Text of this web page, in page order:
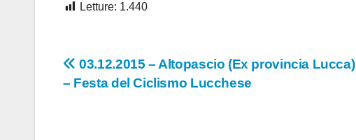
Letture: 1.440
Navigazione
03.12.2015 – Altopascio (Ex provincia Lucca)
– Festa del Ciclismo Lucchese